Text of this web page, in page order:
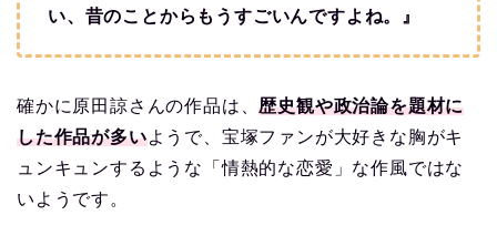
い、昔のことからもうすごいんですよね。』
確かに原田諒さんの作品は、歴史観や政治論を題材に
した作品が多いようで、宝塚ファンが大好きな胸がキ
ュンキュンするような「情熱的な恋愛」な作風ではな
いようです。